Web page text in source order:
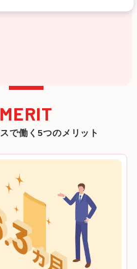
MERIT
で働く5つのメリット